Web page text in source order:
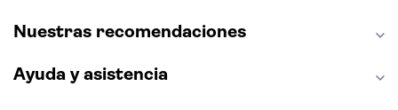
Nuestras recomendaciones
Ayuda y asistencia